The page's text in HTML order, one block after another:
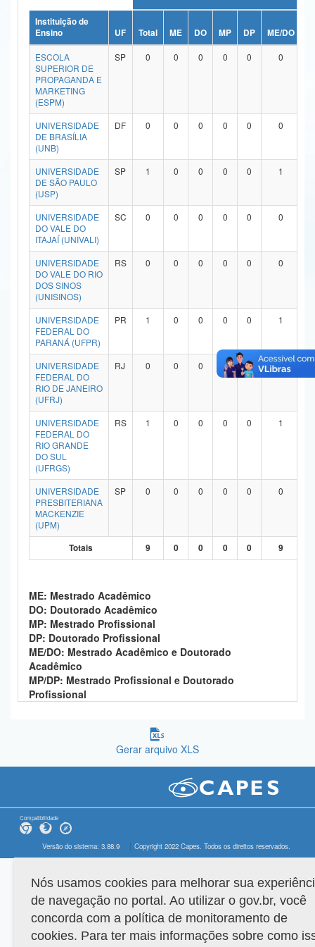
Ministério da Ciência, Tecnologia, Inovações e Comunicações
Ministério do Meio Ambiente
Ministério do Turismo
Ministério do Desenvolvimento Regional
Controladoria-Geral da União
Ministério da Mulher, da Família e dos Direitos Humanos
Secretaria-Geral
Secretaria de Governo
Gabinete de Segurança Institucional
Advocacia-Geral da União
Banco Central do Brasil
Instituição de
Ensino
UF Total ME DO MP DP ME/DO
ESCOLA
SUPERIOR DE
PROPAGANDA E
MARKETING
(ESPM)
SP 0 0 0 0 0 0
UNIVERSIDADE
DE BRASÍLIA
(UNB)
DF 0 0 0 0 0 0
UNIVERSIDADE
DE SÃO PAULO
(USP)
SP 1 0 0 0 0 1
UNIVERSIDADE
DO VALE DO
ITAJAÍ (UNIVALI)
SC 0 0 0 0 0 0
UNIVERSIDADE
DO VALE DO RIO
DOS SINOS
(UNISINOS)
RS 0 0 0 0 0 0
UNIVERSIDADE
FEDERAL DO
PARANÁ (UFPR)
PR 1 0 0 0 0 1
UNIVERSIDADE
FEDERAL DO
RIO DE JANEIRO
(UFRJ)
RJ 0 0 0 0 0 0
UNIVERSIDADE
FEDERAL DO
RIO GRANDE
DO SUL
(UFRGS)
RS 1 0 0 0 0 1
UNIVERSIDADE
PRESBITERIANA
MACKENZIE
(UPM)
SP 0 0 0 0 0 0
Totais 9 0 0 0 0 9
ME: Mestrado Acadêmico
DO: Doutorado Acadêmico
MP: Mestrado Profissional
DP: Doutorado Profissional
ME/DO: Mestrado Acadêmico e Doutorado
Acadêmico
MP/DP: Mestrado Profissional e Doutorado
Profissional
Gerar arquivo XLS
Compatibilidade
Versão do sistema: 3.88.9 Copyright 2022 Capes. Todos os direitos reservados.
Nós usamos cookies para melhorar sua
de navegação no portal. Ao utilizar o gov.br, você
concorda com a política de monitoramento de
cookies. Para ter mais informações sobre como